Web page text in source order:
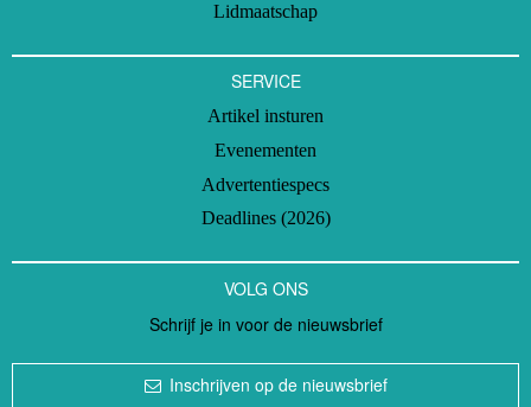
Lidmaatschap
SERVICE
Artikel insturen
Evenementen
Advertentiespecs
Deadlines (2026)
VOLG ONS
Schrijf je in voor de nieuwsbrief
Inschrijven op de nieuwsbrief